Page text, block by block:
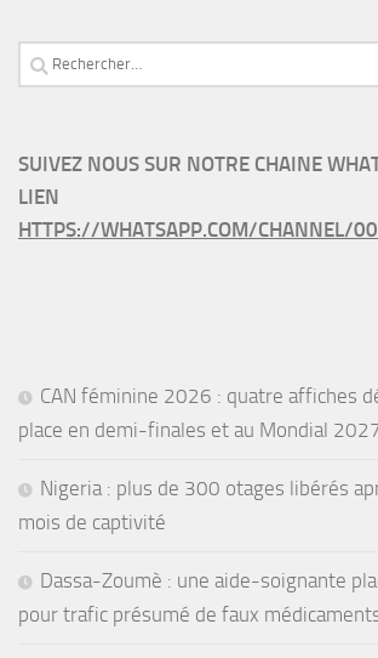
Rechercher :
SUIVEZ NOUS SUR NOTRE CHAINE
LIEN
HTTPS://WHATSAPP.COM/CHANNEL/
CAN féminine 2026 : quatre affiches
place en demi-finales et au Mondial
Nigeria : plus de 300 otages libérés
mois de captivité
Dassa-Zoumè : une aide-soignante
pour trafic présumé de faux